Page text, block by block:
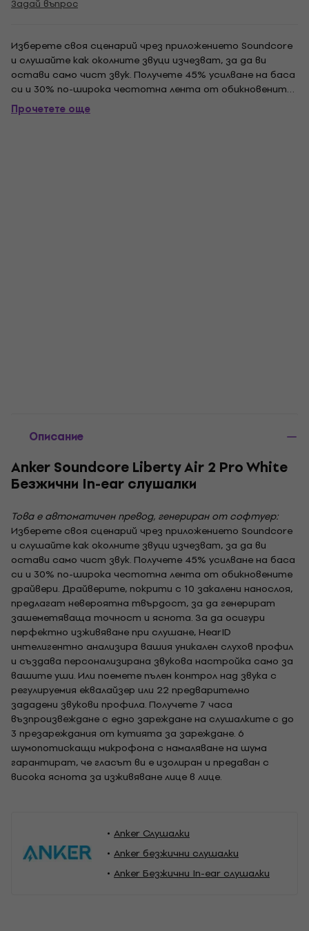
Задай въпрос
Изберете своя сценарий чрез приложението Soundcore
и слушайте как околните звуци изчезват, за да ви
остави само чист звук. Получете 45% усилване на баса
си и 30% по-широка честотна лента от обикновените
драйвери. Драйверите, покрити с 10 закалени нанослоя,
предлагат невероятна твърдост, за да генерират
Прочетете още
Описание
Anker Soundcore Liberty Air 2 Pro White
Безжични In-ear слушалки
Това е автоматичен превод, генериран от софтуер:
Изберете своя сценарий чрез приложението Soundcore
и слушайте как околните звуци изчезват, за да ви
остави само чист звук. Получете 45% усилване на баса
си и 30% по-широка честотна лента от обикновените
драйвери. Драйверите, покрити с 10 закалени нанослоя,
предлагат невероятна твърдост, за да генерират
зашеметяваща точност и яснота. За да осигури
перфектно изживяване при слушане, HearID
интелигентно анализира вашия уникален слухов профил
и създава персонализирана звукова настройка само за
вашите уши. Или поемете пълен контрол над звука с
регулируемия еквалайзер или 22 предварително
зададени звукови профила. Получете 7 часа
възпроизвеждане с едно зареждане на слушалките с до
3 презареждания от кутията за зареждане. 6
шумопотискащи микрофона с намаляване на шума
гарантират, че гласът ви е изолиран и предаван с
висока яснота за изживяване лице в лице.
Anker Слушалки
Anker безжични слушалки
Anker Безжични In-ear слушалки